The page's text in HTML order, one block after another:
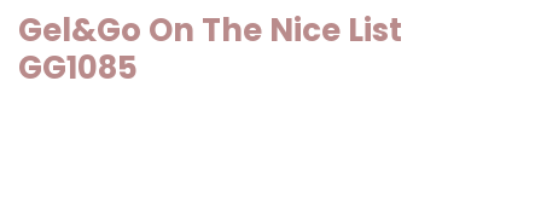
Gel&Go On The Nice List
GG1085